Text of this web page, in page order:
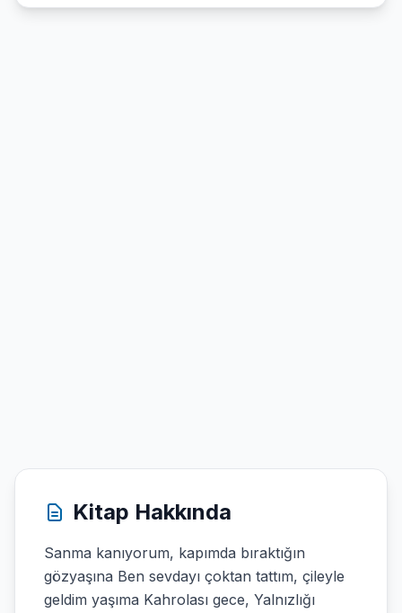
Kitap Hakkında
Sanma kanıyorum, kapımda bıraktığın
gözyaşına Ben sevdayı çoktan tattım, çileyle
geldim yaşıma Kahrolası gece, Yalnızlığı